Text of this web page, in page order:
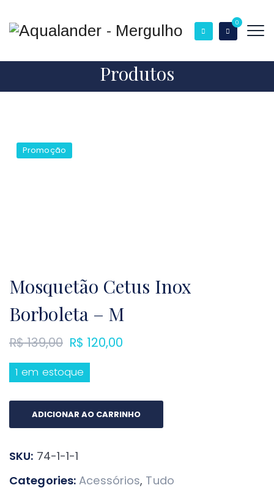
0
Produtos
Promoção
Mosquetão Cetus Inox
Borboleta – M
R$139,00 O
original
R$ 139,00.
R$ 120,00
R$ 120,00.
1 em estoque
Mosquetão
Cetus
Borboleta
-
ADICIONAR AO CARRINHO
SKU: 74-1-1-1
Categories: Acessórios, Tudo